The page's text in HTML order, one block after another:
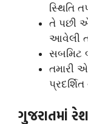
સ્થિતિ
તે પછી
આવેલી
સબમિટ
તમારી
ગુજરાતમાં